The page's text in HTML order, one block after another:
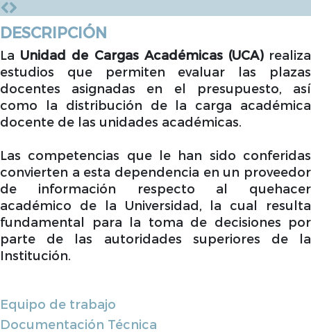
DESCRIPCIÓN
La Unidad de Cargas Académicas (UCA)realiza
estudios que permiten evaluar las plazas
docentes asignadas en el presupuesto, así
como la distribución de la carga académica
docente de las unidades académicas.
Las competencias que le han sido conferidas
convierten a esta dependencia en un proveedor
de información respecto al quehacer
académico de la Universidad, la cual resulta
fundamental para la toma de decisiones por
parte de las autoridades superiores de la
Institución.
Equipo de trabajo
Documentación Técnica